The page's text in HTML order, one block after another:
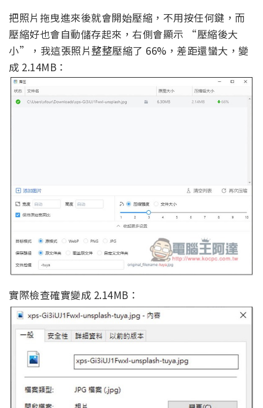
把照片拖曳進來後就會開始壓縮，不用按任何鍵，而
壓縮好也會自動儲存起來，右側會顯示 “壓縮後大
小”，我這張照片整整壓縮了 66%，差距還蠻大，變
成 2.14MB：
實際檢查確實變成 2.14MB：